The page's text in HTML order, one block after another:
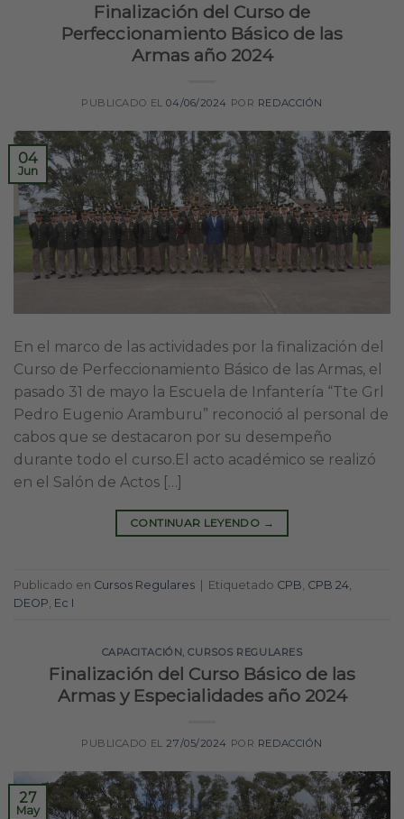
Finalización del Curso de
Perfeccionamiento Básico de las
Armas año 2024
PUBLICADO EL04/06/2024 POR REDACCIÓN
04
Jun
En el marco de las actividades por la finalización del
Curso de Perfeccionamiento Básico de las Armas, el
pasado 31 de mayo la Escuela de Infantería “Tte Grl
Pedro Eugenio Aramburu” reconoció al personal de
cabos que se destacaron por su desempeño
durante todo el curso.El acto académico se realizó
en el Salón de Actos […]
CONTINUAR LEYENDO →
Publicado en Cursos Regulares Etiquetado CPB CPB 24
DEOP Ec I
CAPACITACIÓN,CURSOS REGULARES
Finalización del Curso Básico de las
Armas y Especialidades año 2024
PUBLICADO EL27/05/2024 POR REDACCIÓN
27
May